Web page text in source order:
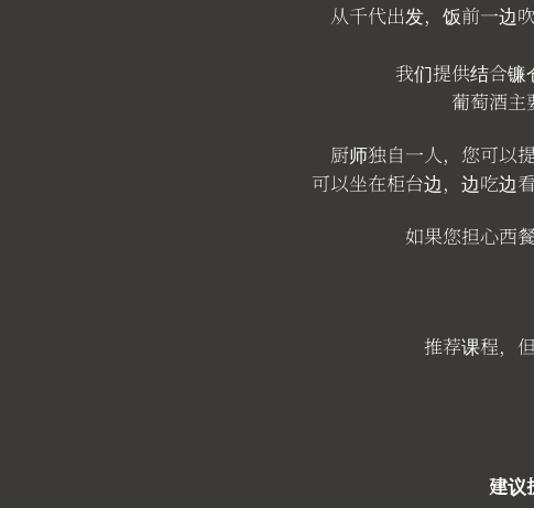
从千代出发，饭前一边
我们提供结合镰
葡萄酒主
厨师独自一人，您可以
可以坐在柜台边，边吃边
如果您担心西
推荐课程，
建议